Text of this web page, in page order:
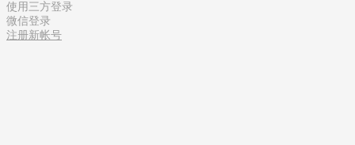
使用三方登录
微信登录
注册新帐号